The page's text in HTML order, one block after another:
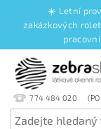
☀️ Letní
zakázkových
774 484 020